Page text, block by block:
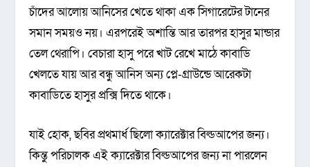
চাঁদের আলোয় আনিসের খেতে থাকা এক সিগারেটের টানের
সমান সময়ও নয়। এরপরেই অশান্তি আর তারপর হাসুর মান্ডার
তেল থেরাপি। বেচারা হাসু পরে খাট রেখে মাঠে কাবাডি
খেলতে যায় আর বন্ধু আনিস অন্য প্লে-গ্রাউন্ডে আরেকটা
কাবাডিতে হাসুর প্রক্সি দিতে থাকে।
যাই হোক, ছবির প্রথমার্ধ ছিলো ক্যারেক্টার বিল্ডআপের জন্য।
কিন্তু পরিচালক এই ক্যারেক্টার বিল্ডআপের জন্য না পারলেন